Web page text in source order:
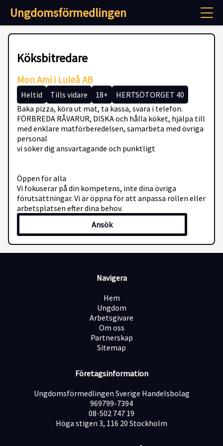
Ungdomsförmedlingen
Köksbitredare
Mon Ami i Luleå AB
Heltid Tills vidare 18+
HERTSÖTORGET 40
Baka pizza, köra ut mat, ta kassa, svara i telefon.
FÖRBREDA RÅVARUR, DISKA och hålla köket, hjälpa till
med enklare matförberedelsen, samarbeta med övriga
personal
vi söker dig ansvartagande och punktligt
Öppen för alla
Vi fokuserar på din kompetens, inte dina övriga
förutsättningar. Vi är öppna för att anpassa rollen eller
arbetsplatsen efter dina behov.
Ansök
Navigera
Hem
Ungdom
Arbetsgivare
Om oss
Partnerskap
Sitemap
Företagsinformation
Ungdomsförmedlingen Sverige Handelsbolag
969799-7394
08-502 747 19
Höga stigen 3, 116 20 Stockholm